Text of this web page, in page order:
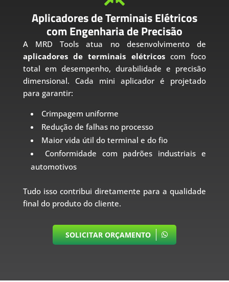
Aplicadores de Terminais Elétricos
com Engenharia de Precisão
A MRD Tools atua no desenvolvimento de
aplicadores de terminais elétricoscom foco
total em desempenho, durabilidade e precisão
dimensional. Cada mini aplicador é projetado
para garantir:
Crimpagem uniforme
Redução de falhas no processo
Maior vida útil do terminal e do fio
Conformidade com padrões industriais e
automotivos
Tudo isso contribui diretamente para a qualidade
final do produto do cliente.
SOLICITAR ORÇAMENTO